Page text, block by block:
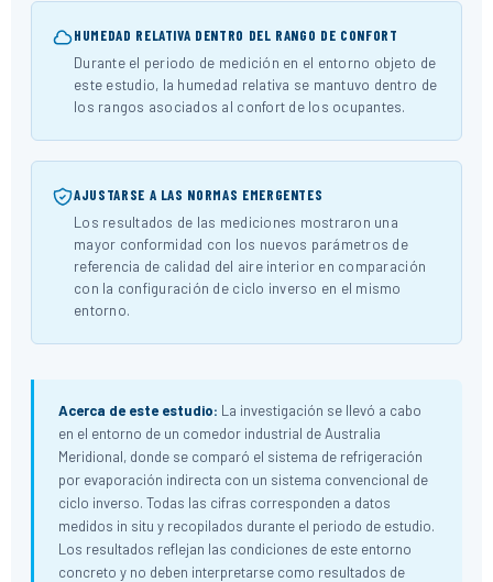
HUMEDAD RELATIVA DENTRO DEL RANGO DE CONFORT
Durante el periodo de medición en el entorno objeto de
este estudio, la humedad relativa se mantuvo dentro de
los rangos asociados al confort de los ocupantes.
AJUSTARSE A LAS NORMAS EMERGENTES
Los resultados de las mediciones mostraron una
mayor conformidad con los nuevos parámetros de
referencia de calidad del aire interior en comparación
con la configuración de ciclo inverso en el mismo
entorno.
Acerca de este estudio: La investigación se llevó a cabo
en el entorno de un comedor industrial de Australia
Meridional, donde se comparó el sistema de refrigeración
por evaporación indirecta con un sistema convencional de
ciclo inverso. Todas las cifras corresponden a datos
medidos in situ y recopilados durante el periodo de estudio.
Los resultados reflejan las condiciones de este entorno
concreto y no deben interpretarse como resultados de